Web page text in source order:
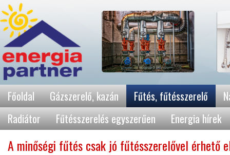
Főoldal Gázszerelő, kazán Fűtés, fűtésszerelő
Radiátor
Fűtésszerelés egyszerűen Energia hírek
A minőségi fűtés csak jó fűtésszerelővel érhető